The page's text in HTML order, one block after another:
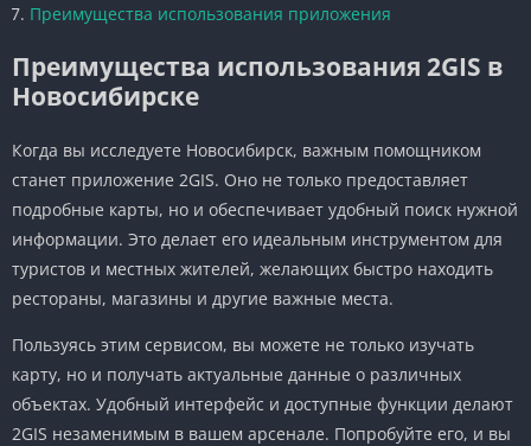
Преимущества использования приложения
Преимущества использования 2GIS в
Новосибирске
Когда вы исследуете Новосибирск, важным помощником
станет приложение 2GIS. Оно не только предоставляет
подробные карты, но и обеспечивает удобный поиск нужной
информации. Это делает его идеальным инструментом для
туристов и местных жителей, желающих быстро находить
рестораны, магазины и другие важные места.
Пользуясь этим сервисом, вы можете не только изучать
карту, но и получать актуальные данные о различных
объектах. Удобный интерфейс и доступные функции делают
2GIS незаменимым в вашем арсенале. Попробуйте его, и вы